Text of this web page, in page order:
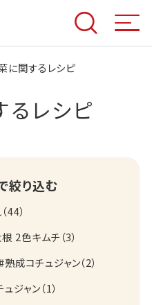
に関するレシピ
レシピ
絞り込む
（44）
2色キムチ （3）
熟成コチュジャン（2）
ジャン（1）